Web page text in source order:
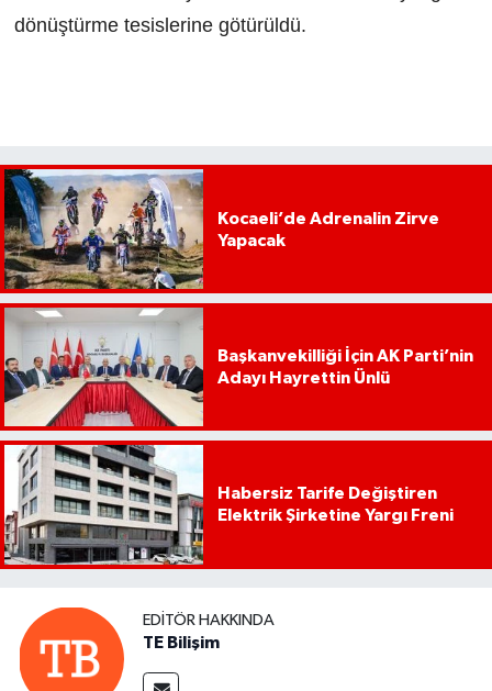
dönüştürme tesislerine götürüldü.
Kocaeli’de Adrenalin Zirve
Yapacak
Başkanvekilliği İçin AK Parti’nin
Adayı Hayrettin Ünlü
Habersiz Tarife Değiştiren
Elektrik Şirketine Yargı Freni
EDITÖR HAKKINDA
TE Bilişim